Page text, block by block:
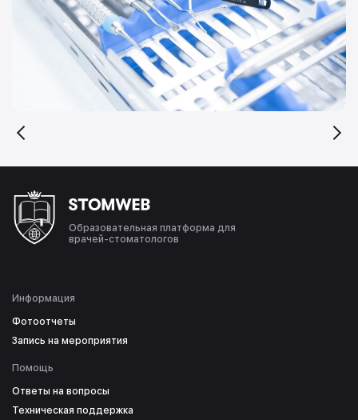
Образовательная платформа для
врачей-стоматологов
Информация
Фотоотчеты
Запись на мероприятия
Помощь
Ответы на вопросы
Техническая поддержка